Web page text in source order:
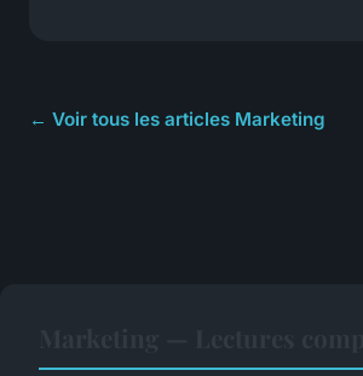
← Voir tous les articles Marketing